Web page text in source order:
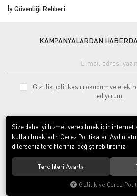
İş Güvenliği Rehberi
KAMPANYALARDAN
Gizlilik politikasını okudum ve
ediyorum.
Size daha iyi hizmet verebilmek için internet
kullanılmaktadır. Çerez Politikaları
dilerseniz tercihlerinizi değiştirebilirsiniz.
Tercihleri Ayarla
Gizlilik ve Çerez